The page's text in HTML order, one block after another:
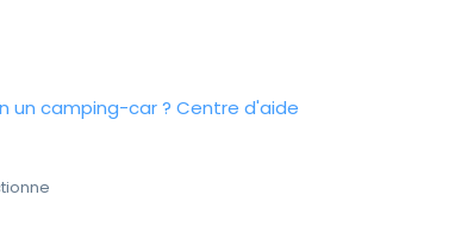
un camping-car ? Centre d'aide